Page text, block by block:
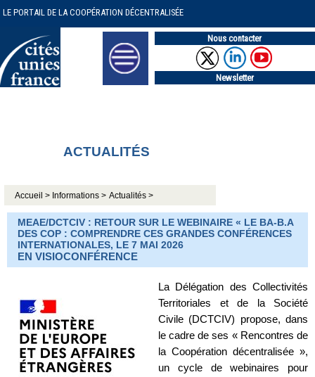
LE PORTAIL DE LA COOPÉRATION DÉCENTRALISÉE
Nous contacter
Newsletter
ACTUALITÉS
Accueil > Informations > Actualités >
MEAE/DCTCIV : RETOUR SUR LE WEBINAIRE « LE BA-B.A
DES COP : COMPRENDRE CES GRANDES CONFÉRENCES
INTERNATIONALES, LE 7 MAI 2026
EN VISIOCONFÉRENCE
La Délégation des Collectivités
Territoriales et de la Société
Civile (DCTCIV) propose, dans
le cadre de ses « Rencontres de
la Coopération décentralisée »,
un cycle de webinaires pour